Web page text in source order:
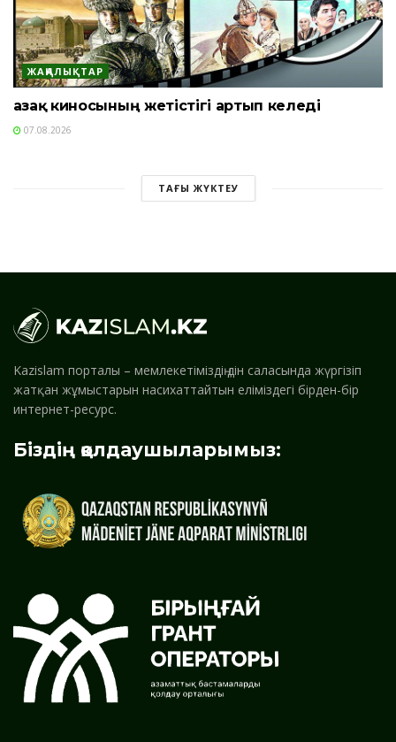
ЖАҢАЛЫҚТАР
Қазақ киносының жетістігі артып келеді
07.08.2026
ТАҒЫ ЖҮКТЕУ
Kazislam порталы – мемлекетіміздің дін саласында жүргізіп
жатқан жұмыстарын насихаттайтын еліміздегі бірден-бір
интернет-ресурс.
Біздің қолдаушыларымыз: